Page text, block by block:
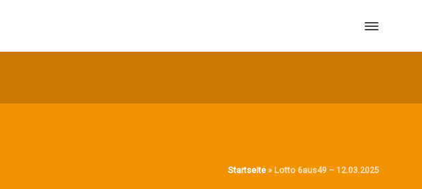
Startseite»Lotto 6aus49 – 12.03.2025